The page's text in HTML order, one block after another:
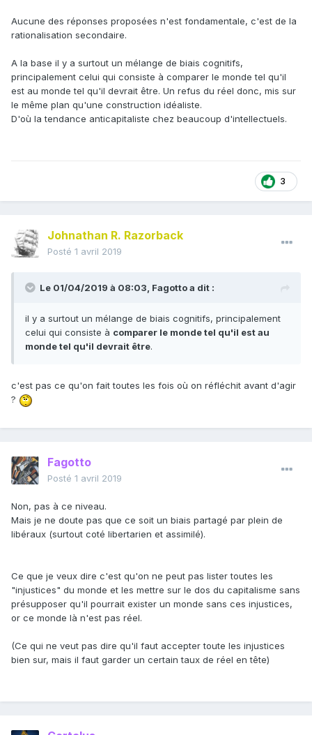
Aucune des réponses proposées n'est fondamentale, c'est de la
rationalisation secondaire.
A la base il y a surtout un mélange de biais cognitifs,
principalement celui qui consiste à comparer le monde tel qu'il
est au monde tel qu'il devrait être. Un refus du réel donc, mis sur
le même plan qu'une construction idéaliste.
D'où la tendance anticapitaliste chez beaucoup d'intellectuels.
3
Johnathan R. Razorback
Posté 1 avril 2019
Le 01/04/2019 à 08:03, Fagottoa dit :
il y a surtout un mélange de biais cognitifs, principalement
celui qui consiste à comparer le monde tel qu'il est au
monde tel qu'il devrait être.
c'est pas ce qu'on fait toutes les fois où on réfléchit avant d'agir
?
Fagotto
Posté 1 avril 2019
Non, pas à ce niveau.
Mais je ne doute pas que ce soit un biais partagé par plein de
libéraux (surtout coté libertarien et assimilé).
Ce que je veux dire c'est qu'on ne peut pas lister toutes les
"injustices" du monde et les mettre sur le dos du capitalisme sans
présupposer qu'il pourrait exister un monde sans ces injustices,
or ce monde là n'est pas réel.
(Ce qui ne veut pas dire qu'il faut accepter toute les injustices
bien sur, mais il faut garder un certain taux de réel en tête)